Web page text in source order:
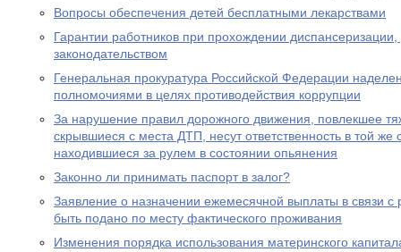
Вопросы обеспечения детей бесплатными лекарствами
Гарантии работников при прохождении
законодательством
Генеральная прокуратура Российской Федерации
полномочиями в целях противодействия коррупции
За нарушение правил дорожного движения, повлекшее
скрывшиеся с места ДТП, несут ответственность в той же
находившиеся за рулем в состоянии опьянения
Законно ли принимать паспорт в залог?
Заявление о назначении ежемесячной выплаты в связи
быть подано по месту фактического проживания
Изменения порядка использования материнского